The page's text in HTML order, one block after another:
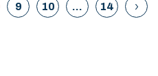
9 10 … 14